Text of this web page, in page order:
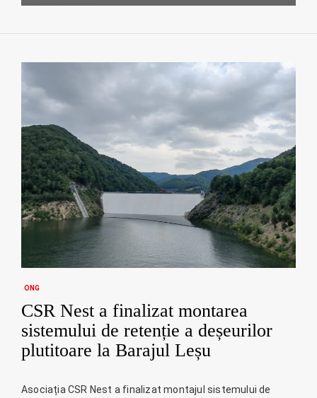
ONG
CSR Nest a finalizat montarea
sistemului de retenție a deșeurilor
plutitoare la Barajul Leșu
Asociația CSR Nest a finalizat montajul sistemului de